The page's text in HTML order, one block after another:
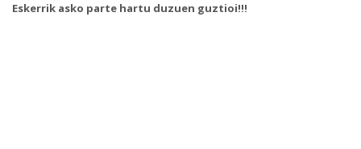
Eskerrik asko parte hartu duzuen guztioi!!!